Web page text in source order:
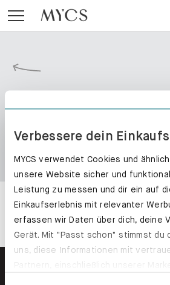
Verbessere dein
MYCS verwendet Cookies und
unsere Website sicher und
Leistung zu messen und dir ein auf
Einkaufserlebnis mit relevanter
erfassen wir Daten über dich, deine
Gerät. Mit "Passt schon" stimmst du
uns, diese Informationen mit